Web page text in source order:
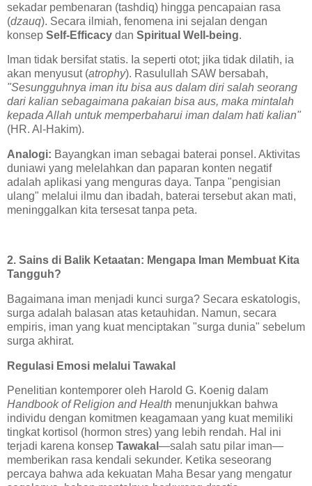
sekadar pembenaran (tashdiq) hingga pencapaian rasa
(dzauq). Secara ilmiah, fenomena ini sejalan dengan
konsep Self-Efficacy dan Spiritual Well-being.
Iman tidak bersifat statis. Ia seperti otot; jika tidak dilatih, ia
akan menyusut (atrophy). Rasulullah SAW bersabah,
"Sesungguhnya iman itu bisa aus dalam diri salah seorang
dari kalian sebagaimana pakaian bisa aus, maka mintalah
kepada Allah untuk memperbaharui iman dalam hati kalian"
(HR. Al-Hakim).
Analogi: Bayangkan iman sebagai baterai ponsel. Aktivitas
duniawi yang melelahkan dan paparan konten negatif
adalah aplikasi yang menguras daya. Tanpa "pengisian
ulang" melalui ilmu dan ibadah, baterai tersebut akan mati,
meninggalkan kita tersesat tanpa peta.
2. Sains di Balik Ketaatan: Mengapa Iman Membuat Kita
Tangguh?
Bagaimana iman menjadi kunci surga? Secara eskatologis,
surga adalah balasan atas ketauhidan. Namun, secara
empiris, iman yang kuat menciptakan "surga dunia" sebelum
surga akhirat.
Regulasi Emosi melalui Tawakal
Penelitian kontemporer oleh Harold G. Koenig dalam
Handbook of Religion and Health menunjukkan bahwa
individu dengan komitmen keagamaan yang kuat memiliki
tingkat kortisol (hormon stres) yang lebih rendah. Hal ini
terjadi karena konsep Tawakal —salah satu pilar iman—
memberikan rasa kendali sekunder. Ketika seseorang
percaya bahwa ada kekuatan Maha Besar yang mengatur